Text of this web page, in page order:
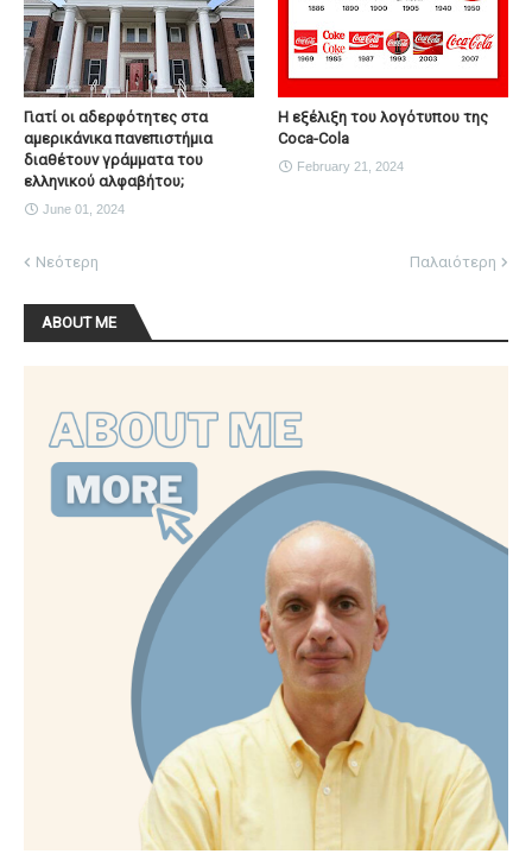
Γιατί οι αδερφότητες στα
αμερικάνικα πανεπιστήμια
διαθέτουν γράμματα του
ελληνικού αλφαβήτου;
June 01, 2024
Η εξέλιξη του λογότυπου της
Coca-Cola
February 21, 2024
Νεότερη Παλαιότερη
ABOUT ME